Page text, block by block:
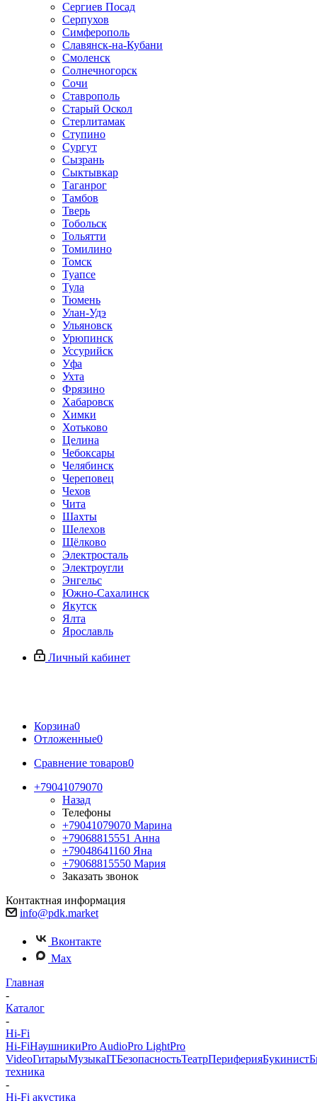
Сергиев Посад
Серпухов
Симферополь
Славянск-на-Кубани
Смоленск
Солнечногорск
Сочи
Ставрополь
Старый Оскол
Стерлитамак
Ступино
Сургут
Сызрань
Сыктывкар
Таганрог
Тамбов
Тверь
Тобольск
Тольятти
Томилино
Томск
Туапсе
Тула
Тюмень
Улан-Удэ
Ульяновск
Урюпинск
Уссурийск
Уфа
Ухта
Фрязино
Хабаровск
Химки
Хотьково
Целина
Чебоксары
Челябинск
Череповец
Чехов
Чита
Шахты
Шелехов
Щёлково
Электросталь
Электроугли
Энгельс
Южно-Сахалинск
Якутск
Ялта
Ярославль
Личный кабинет
Корзина0
Отложенные0
Сравнение товаров0
+79041079070
Назад
Телефоны
+79041079070 Марина
+79068815551 Анна
+79048641160 Яна
+79068815550 Мария
Заказать звонок
Контактная информация
info@pdk.market
Вконтакте
Max
Главная
-
Каталог
-
Hi-Fi
Hi-FiНаушникиPro AudioPro LightPro
VideoГитарыМузыкаITБезопасностьТеатрПериферияБукинист
техника
-
Hi-Fi акустика